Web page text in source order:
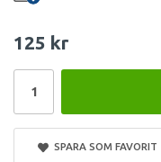
125 kr
SPARA SOM FAVORIT